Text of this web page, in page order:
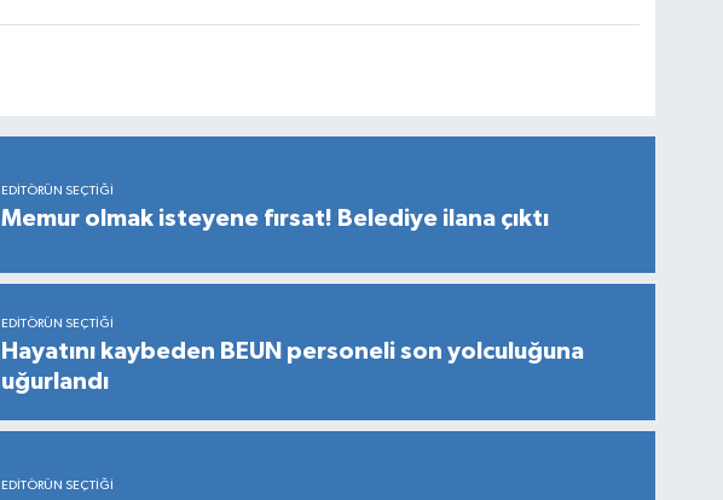
EDITÖRÜN SEÇTIĞI
Memur olmak isteyene fırsat! Belediye ilana çıktı
EDITÖRÜN SEÇTIĞI
Hayatını kaybeden BEUN personeli son yolculuğuna
uğurlandı
EDITÖRÜN SEÇTIĞI